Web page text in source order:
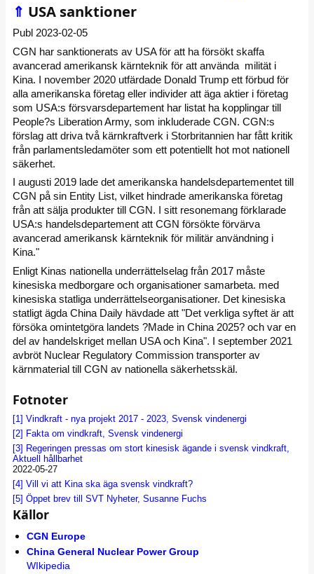
⇑ USA sanktioner
Publ 2023-02-05
CGN har sanktionerats av USA för att ha försökt skaffa
avancerad amerikansk kärnteknik för att använda milität i
Kina. I november 2020 utfärdade Donald Trump ett förbud för
alla amerikanska företag eller individer att äga aktier i företag
som USA:s försvarsdepartement har listat ha kopplingar till
People?s Liberation Army, som inkluderade CGN. CGN:s
förslag att driva två kärnkraftverk i Storbritannien har fått kritik
från parlamentsledamöter som ett potentiellt hot mot nationell
säkerhet.
I augusti 2019 lade det amerikanska handelsdepartementet till
CGN på sin Entity List, vilket hindrade amerikanska företag
från att sälja produkter till CGN. I sitt resonemang förklarade
USA:s handelsdepartement att CGN försökte förvärva
avancerad amerikansk kärnteknik för militär användning i
Kina."
Enligt Kinas nationella underrättelselag från 2017 måste
kinesiska medborgare och organisationer samarbeta. med
kinesiska statliga underrättelseorganisationer. Det kinesiska
statligt ägda China Daily hävdade att "Det verkliga syftet är att
försöka omintetgöra landets ?Made in China 2025? och var en
del av handelskriget mellan USA och Kina". I september 2021
avbröt Nuclear Regulatory Commission transporter av
kärnmaterial till CGN av nationella säkerhetsskäl.
Fotnoter
[1] Vindkraft - nya projekt 2017 - 2023, Svensk vindenergi
[2] Fakta om vindkraft, Svensk vindenergi
[3] Regeringen pressas om stort kinesisk ägande i svensk vindkraft,
Aktuell hållbarhet
2022-05-27
[4] Vill vi att Kina ska äga svensk vindkraft?
[5] Öppet brev till SVT Nyheter, Susanne Fuchs
Källor
CGN Europe
China General Nuclear Power Group
WIkipedia